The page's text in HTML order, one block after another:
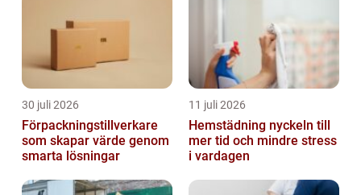
30 juli 2026
Förpackningstillverkare
som skapar värde genom
smarta lösningar
11 juli 2026
Hemstädning nyckeln till
mer tid och mindre stress
i vardagen